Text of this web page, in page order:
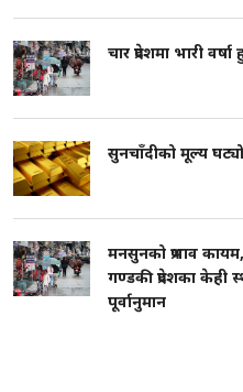
चार प्रदेशमा भारी
सुनचाँदीको मूल्य घट्यो
मनसुनको प्रभाव
गण्डकी प्रदेशका केही
पूर्वानुमान